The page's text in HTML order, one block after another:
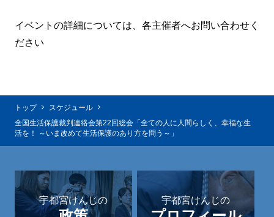
イベントの詳細については、各主催者へお問い合わせく
ださい
トップ
スケジュール
全国生活保護裁判連絡会第22回総会「全ての人に人間らしく、幸福な生
活を！ ～いま改めて生活保護のあり方を問う～」
宇都宮けんじの 宇都宮けんじの